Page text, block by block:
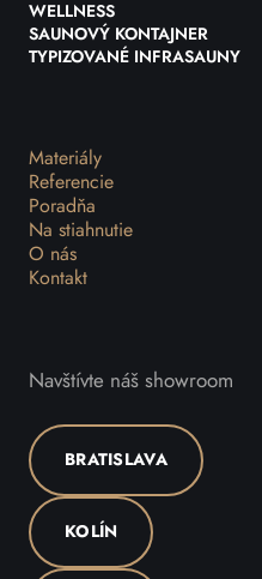
WELLNESS
SAUNOVÝ KONTAJNER
TYPIZOVANÉ INFRASAUNY
Materiály
Referencie
Poradňa
Na stiahnutie
O nás
Kontakt
Navštívte náš showroom
BRATISLAVA
KOLÍN